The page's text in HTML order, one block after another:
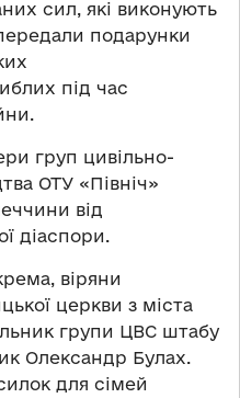
сил, які виконують
подарунки
під час
груп цивільно-
ОТУ «Північ»
від
діаспори.
віряни
церкви з міста
групи ЦВС штабу
Олександр Булах.
для сімей